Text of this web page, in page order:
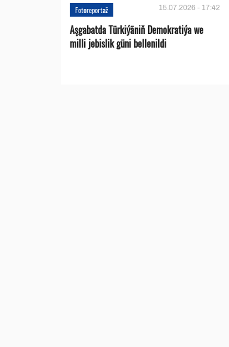
Fotoreportaž 15.07.2026 - 17:42
Aşgabatda Türkiýäniň Demokratiýa we
milli jebislik güni bellenildi